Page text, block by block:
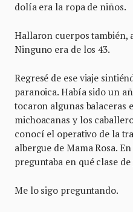
dolía era la ropa de niños.
Hallaron cuerpos también,
Ninguno era de los 43.
Regresé de ese viaje
paranoica. Había sido un
tocaron algunas balaceras
michoacanas y los
conocí el operativo de la
albergue de Mama Rosa.
preguntaba en qué clase
Me lo sigo preguntando.